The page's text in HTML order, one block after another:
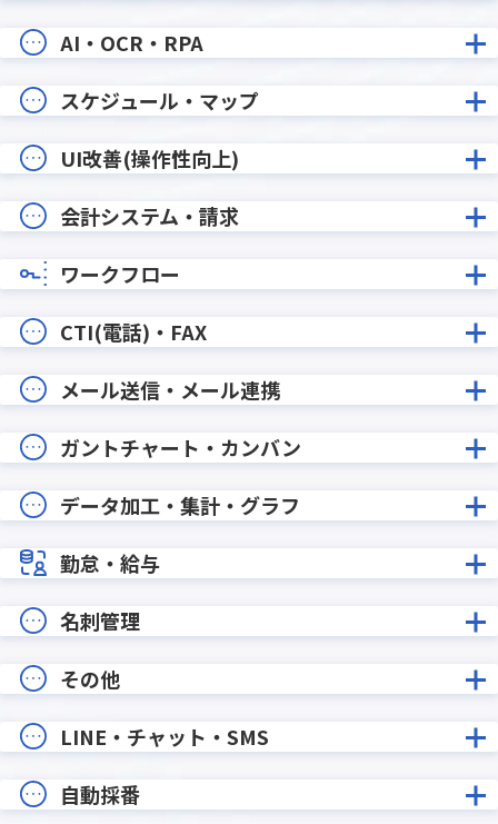
AI・OCR・RPA
スケジュール・マップ
UI改善(操作性向上)
会計システム・請求
ワークフロー
CTI(電話)・FAX
メール送信・メール連携
ガントチャート・カンバン
データ加工・集計・グラフ
勤怠・給与
名刺管理
その他
LINE・チャット・SMS
自動採番